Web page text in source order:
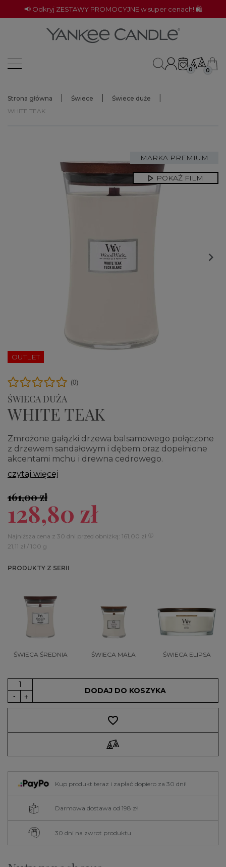
📢 Odkryj ZESTAWY PROMOCYJNE w super cenach! 🛍️
0 0
Strona główna Świece
Świece duże
WHITE TEAK
MARKA PREMIUM

OUTLET
POKAŻ FILM
ŚWIECA DUŻA
WHITE TEAK
(0)
Zmrożone gałązki drzewa balsamowego połączone
z drzewem sandałowym i dębem oraz dopełnione
akcentami mchu i drewna cedrowego.
czytaj więcej
161,00 zł
128,80 zł
Najniższa cena z 30 dni przed obniżką: 161,00 zł
21,11 zł / 100 g
PRODUKTY Z SERII
ŚWIECA ŚREDNIA ŚWIECA MAŁA ŚWIECA ELIPSA
DODAJ DO KOSZYKA
favorite_border
Kup produkt teraz i zapłać dopiero za 30 dni!
Darmowa dostawa od 198 zł
30 dni na zwrot produktu